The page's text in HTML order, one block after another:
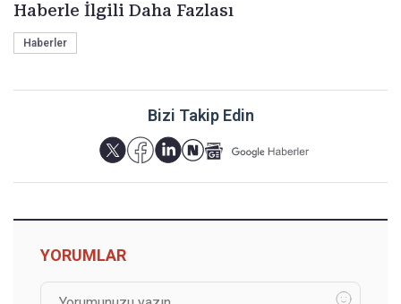
Haberle İlgili Daha Fazlası
Haberler
Bizi Takip Edin
YORUMLAR